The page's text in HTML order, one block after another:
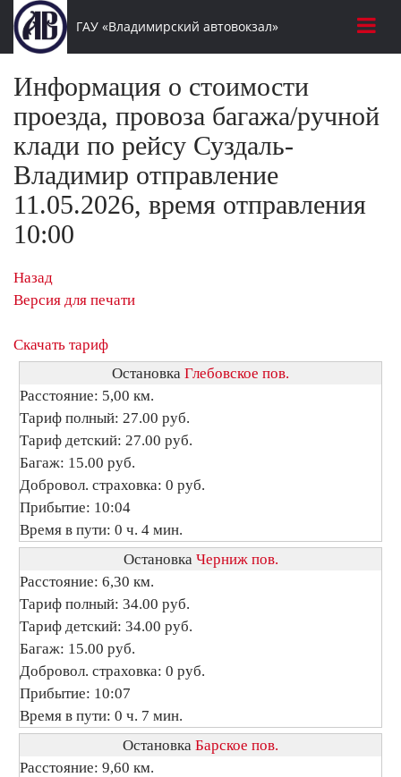
ГАУ «Владимирский автовокзал»
Информация о стоимости
проезда, провоза багажа/ручной
клади по рейсу Суздаль-
Владимир отправление
11.05.2026, время отправления
10:00
Назад
Версия для печати
Скачать тариф
Остановка Глебовское пов.
Расстояние: 5,00 км.
Тариф полный: 27.00 руб.
Тариф детский: 27.00 руб.
Багаж: 15.00 руб.
Добровол. страховка: 0 руб.
Прибытие: 10:04
Время в пути: 0 ч. 4 мин.
Остановка Черниж пов.
Расстояние: 6,30 км.
Тариф полный: 34.00 руб.
Тариф детский: 34.00 руб.
Багаж: 15.00 руб.
Добровол. страховка: 0 руб.
Прибытие: 10:07
Время в пути: 0 ч. 7 мин.
Остановка Барское пов.
Расстояние: 9,60 км.